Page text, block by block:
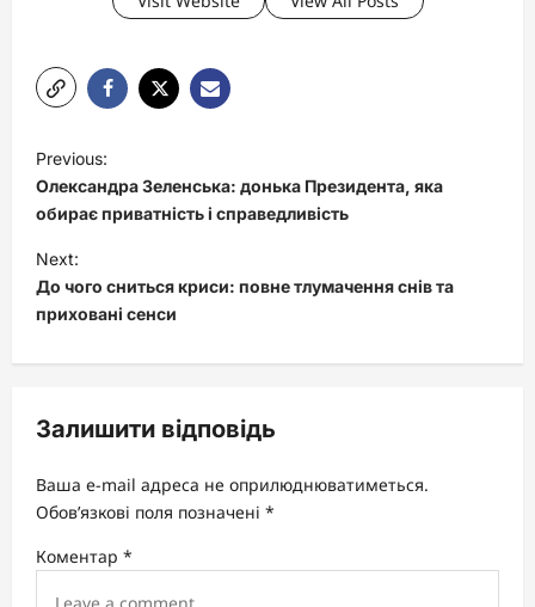
P
o
s
t
n
a
v
g
a
t
i
Previous:
Олександра Зеленська: донька Президента, яка
обирає приватність і справедливість
Next:
До чого сниться криси: повне тлумачення снів та
приховані сенси
Залишити відповідь
Ваша e-mail адреса не оприлюднюватиметься.
Обов’язкові поля позначені *
Коментар *